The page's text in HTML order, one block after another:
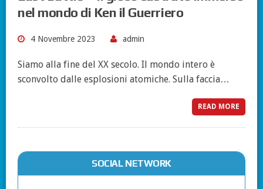
nel mondo di Ken il Guerriero
4 Novembre 2023 admin
Siamo alla fine del XX secolo. Il mondo intero è
sconvolto dalle esplosioni atomiche. Sulla faccia…
READ MORE
SOCIAL NETWORK